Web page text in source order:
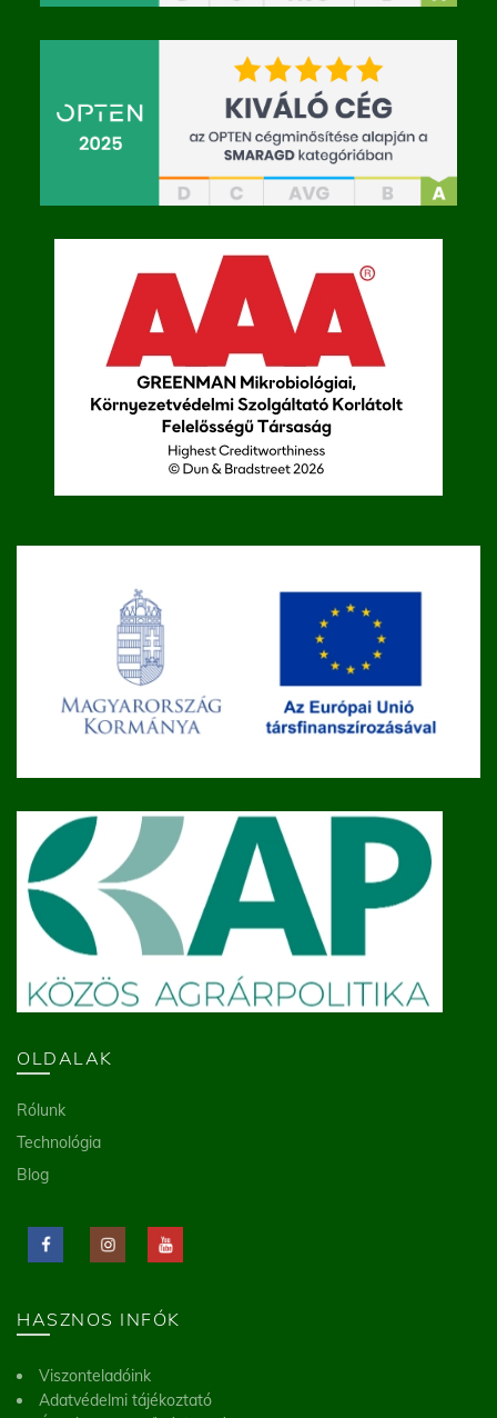
OLDALAK
Rólunk
Technológia
Blog
HASZNOS INFÓK
Viszonteladóink
Adatvédelmi tájékoztató